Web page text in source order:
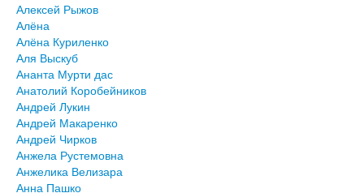
Алексей Рыжов
Алёна
Алёна Куриленко
Аля Выскуб
Ананта Мурти дас
Анатолий Коробейников
Андрей Лукин
Андрей Макаренко
Андрей Чирков
Анжела Рустемовна
Анжелика Велизара
Анна Пашко